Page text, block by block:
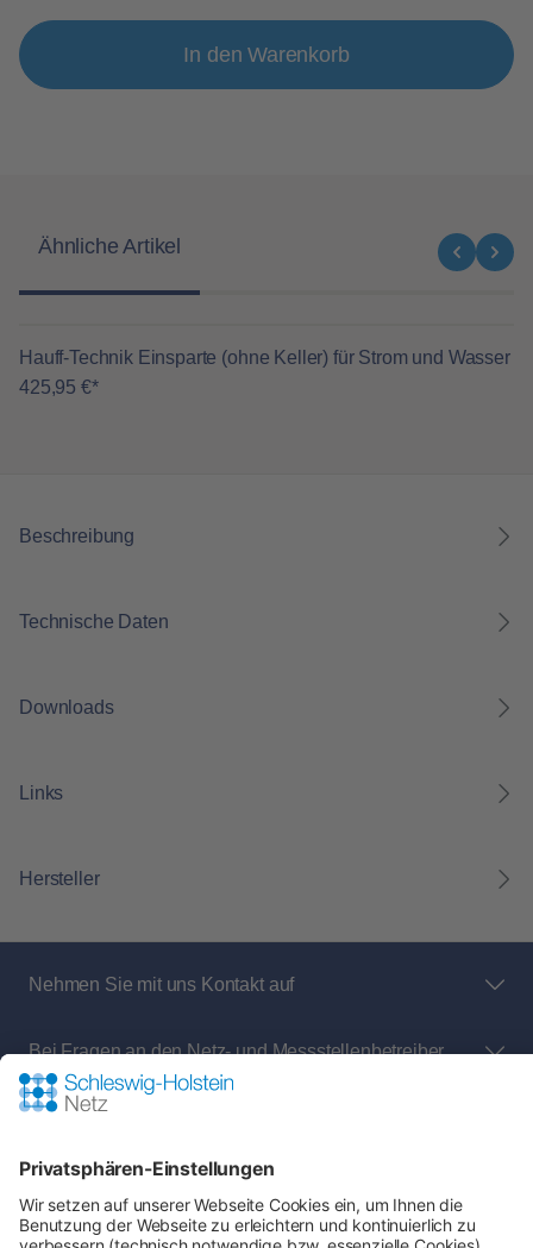
In den Warenkorb
Ähnliche Artikel
Hauff-Technik Einsparte (ohne Keller) für Strom und Wasser
425,95 €*
Beschreibung
Technische Daten
Downloads
Links
Hersteller
Nehmen Sie mit uns Kontakt auf
Bei Fragen an den Netz- und Messstellenbetreiber
rund um:
Zahlung & Versand